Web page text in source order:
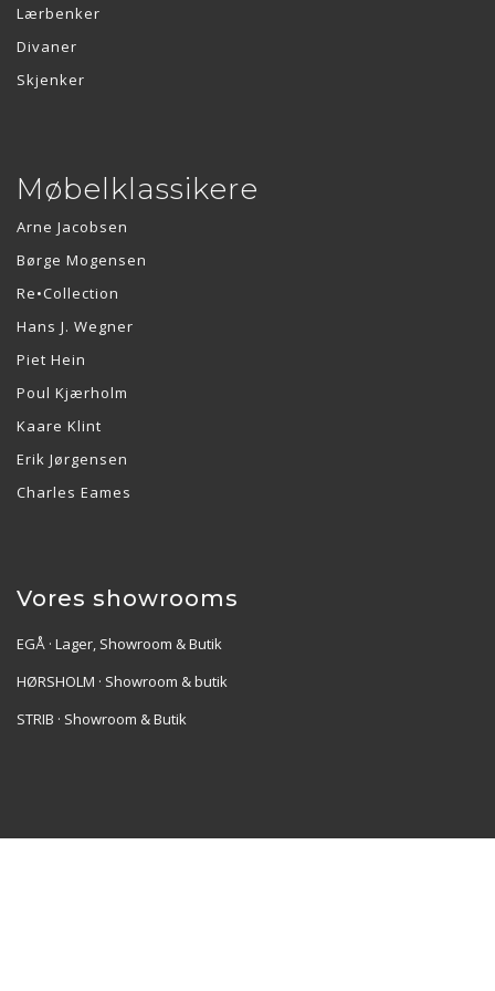
Lærbenker
Divaner
Skjenker
Møbelklassikere
Arne Jacobsen
Børge Mogensen
Re•Collection
Hans J. Wegner
Piet Hein
Poul Kjærholm
Kaare Klint
Erik Jørgensen
Charles Eames
Vores showrooms
EGÅ · Lager, Showroom & Butik
HØRSHOLM · Showroom & butik
STRIB · Showroom & Butik